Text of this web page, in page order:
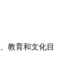
教育和文化目